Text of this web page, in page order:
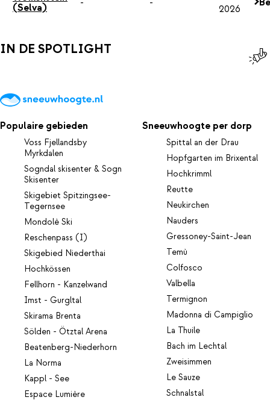
(Selva)
2026
IN DE SPOTLIGHT
Populaire gebieden
Voss Fjellandsby
Myrkdalen
Sogndal skisenter & Sogn
Skisenter
Skigebiet Spitzingsee-
Tegernsee
Mondolè Ski
Reschenpass (I)
Skigebied Niederthai
Hochkössen
Fellhorn - Kanzelwand
Imst - Gurgltal
Skirama Brenta
Sölden - Ötztal Arena
Beatenberg-Niederhorn
La Norma
Kappl - See
Espace Lumière
Sneeuwhoogte per dorp
Spittal an der Drau
Hopfgarten im Brixental
Hochkrimml
Reutte
Neukirchen
Nauders
Gressoney-Saint-Jean
Temù
Colfosco
Valbella
Termignon
Madonna di Campiglio
La Thuile
Bach im Lechtal
Zweisimmen
Le Sauze
Schnalstal